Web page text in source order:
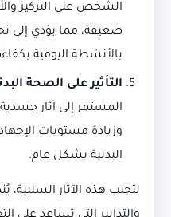
الشخص على التركيز
ضعيفة، مما يؤدي إلى
بالأنشطة اليومية
التأثير على الصحة
المستمر إلى آثار
وزيادة مستويات
البدنية بشكل عام.
لتجنب هذه الآثار